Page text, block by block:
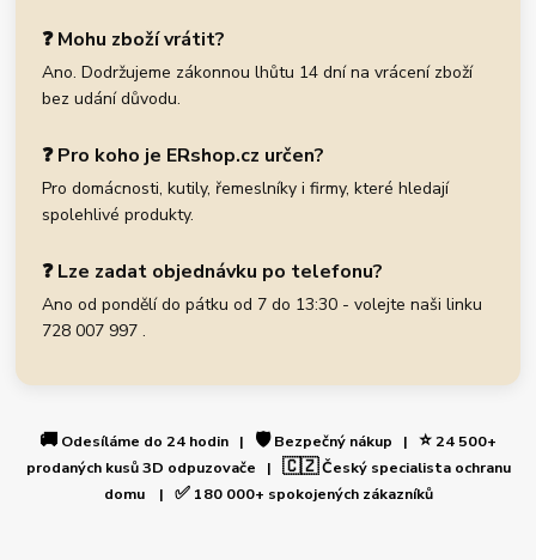
❓ Mohu zboží vrátit?
Ano. Dodržujeme zákonnou lhůtu 14 dní na vrácení zboží
bez udání důvodu.
❓ Pro koho je ERshop.cz určen?
Pro domácnosti, kutily, řemeslníky i firmy, které hledají
spolehlivé produkty.
❓ Lze zadat objednávku po telefonu?
Ano od pondělí do pátku od 7 do 13:30 - volejte naši linku
728 007 997 .
🚚 Odesíláme do 24 hodin | 🛡️Bezpečný nákup | ⭐24 500+
prodaných kusů 3D odpuzovače | 🇨🇿Český specialista ochranu
domu | ✅180 000+ spokojených zákazníků